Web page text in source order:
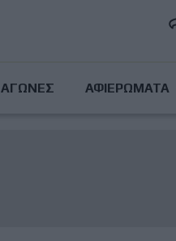
ΑΓΩΝΕΣ ΑΦΙΕΡΩΜΑΤΑ